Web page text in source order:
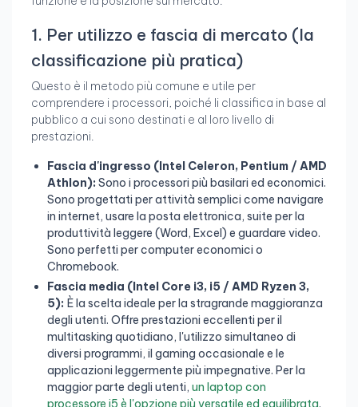
1. Per utilizzo e fascia di mercato (la
classificazione più pratica)
Questo è il metodo più comune e utile per
comprendere i processori, poiché li classifica in base al
pubblico a cui sono destinati e al loro livello di
prestazioni.
Fascia d'ingresso (Intel Celeron, Pentium / AMD
Athlon): Sono i processori più basilari ed economici.
Sono progettati per attività semplici come navigare
in internet, usare la posta elettronica, suite per la
produttività leggere (Word, Excel) e guardare video.
Sono perfetti per computer economici o
Chromebook.
Fascia media (Intel Core i3, i5 / AMD Ryzen 3,
5): È la scelta ideale per la stragrande maggioranza
degli utenti. Offre prestazioni eccellenti per il
multitasking quotidiano, l'utilizzo simultaneo di
diversi programmi, il gaming occasionale e le
applicazioni leggermente più impegnative. Per la
maggior parte degli utenti, un laptop con
processore i5 è l'opzione più versatile ed equilibrata.